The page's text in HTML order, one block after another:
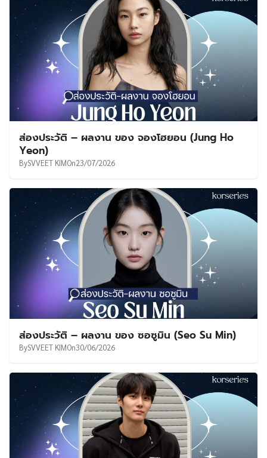
ส่องประวัติ – ผลงาน ของ จองโฮยอน (Jung Ho
Yeon)
BySVVEET KIMOn23/07/2026
ส่องประวัติ – ผลงาน ของ ซอซูมิน (Seo Su Min)
BySVVEET KIMOn30/06/2026